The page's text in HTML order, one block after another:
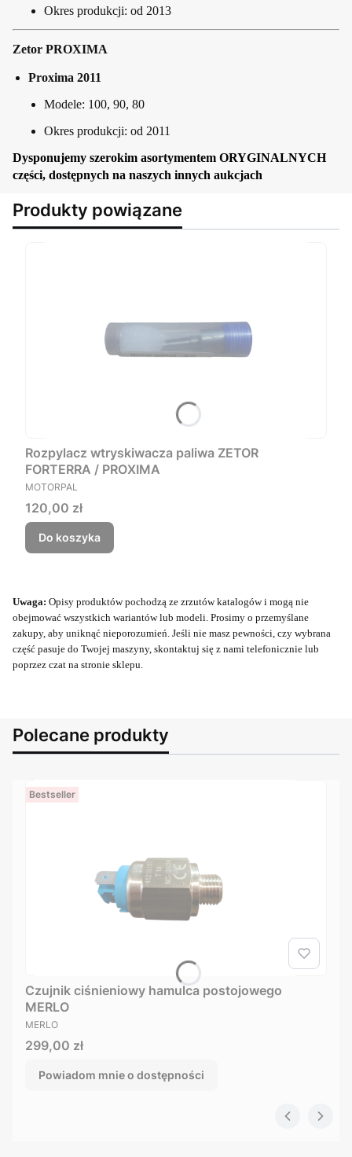
Okres produkcji: od 2013
Zetor PROXIMA
Proxima 2011
Modele: 100, 90, 80
Okres produkcji: od 2011
Dysponujemy szerokim asortymentem ORYGINALNYCH
części, dostępnych na naszych innych aukcjach
Produkty powiązane
Rozpylacz wtryskiwacza paliwa ZETOR
FORTERRA / PROXIMA
PRODUCENT
MOTORPAL
Cena
120,00 zł
Do koszyka
Uwaga: Opisy produktów pochodzą ze zrzutów katalogów i mogą nie
obejmować wszystkich wariantów lub modeli. Prosimy o przemyślane
zakupy, aby uniknąć nieporozumień. Jeśli nie masz pewności, czy wybrana
część pasuje do Twojej maszyny, skontaktuj się z nami telefonicznie lub
poprzez czat na stronie sklepu.
Polecane produkty
Bestseller
Czujnik ciśnieniowy hamulca postojowego
MERLO
PRODUCENT
MERLO
Cena
299,00 zł
Powiadom mnie o dostępności